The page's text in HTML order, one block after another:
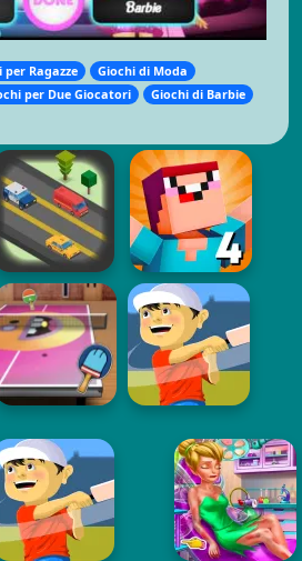
per Ragazze
Giochi di Moda
per Due Giocatori Giochi di Barbie